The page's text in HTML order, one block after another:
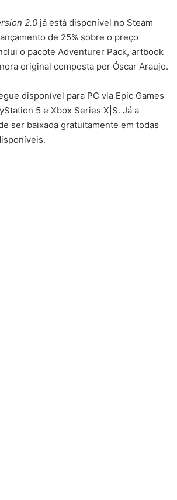
2.0 já está disponível no Steam
de 25% sobre o preço
o pacote Adventurer Pack, artbook
original composta por Óscar Araujo.
disponível para PC via Epic Games
5 e Xbox Series X|S. Já a
ser baixada gratuitamente em todas